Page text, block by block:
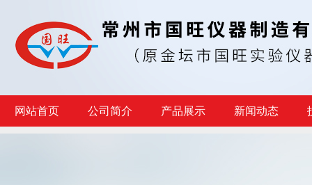
网站首页 公司简介 产品展示 新闻动态